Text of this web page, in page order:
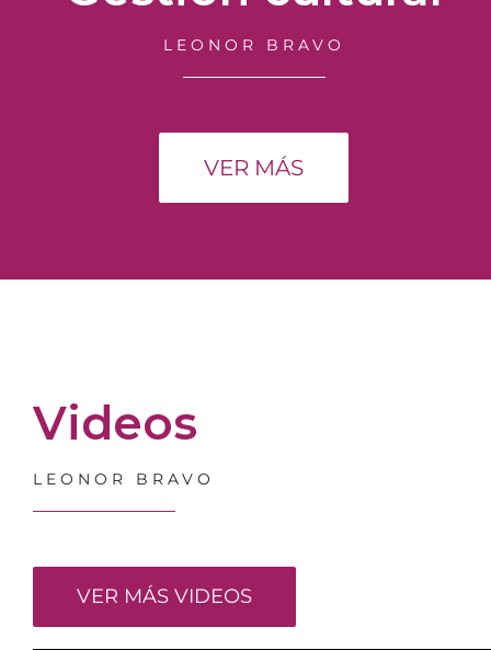
LEONOR BRAVO
VER MÁS
Videos
LEONOR BRAVO
VER MÁS VIDEOS